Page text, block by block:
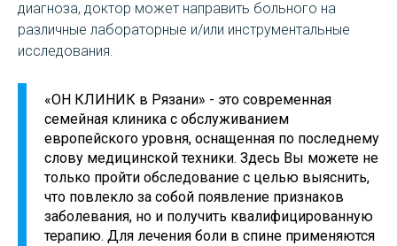
диагноза, доктор может направить больного на
различные лабораторные и/или инструментальные
исследования.
«ОН КЛИНИК в Рязани» - это современная
семейная клиника с обслуживанием
европейского уровня, оснащенная по последнему
слову медицинской техники. Здесь Вы можете не
только пройти обследование с целью выяснить,
что повлекло за собой появление признаков
заболевания, но и получить квалифицированную
терапию. Для лечения боли в спине применяются